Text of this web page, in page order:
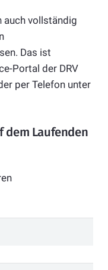
auch vollständig
Das ist
Portal der DRV
per Telefon unter
dem Laufenden